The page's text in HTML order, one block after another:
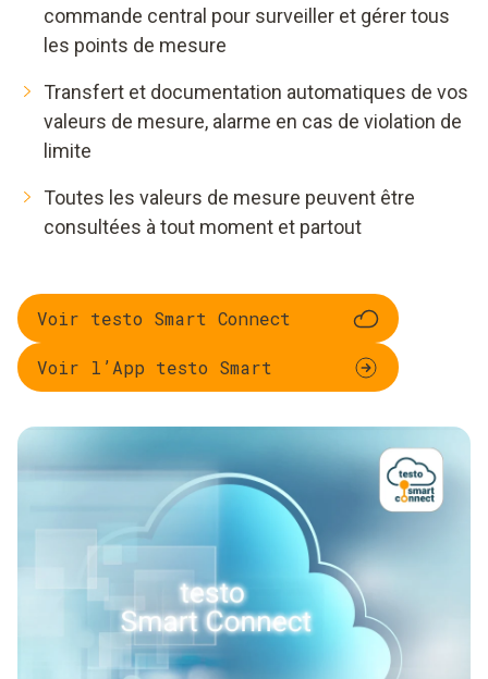
commande central pour surveiller et gérer tous
les points de mesure
Transfert et documentation automatiques de vos
valeurs de mesure, alarme en cas de violation de
limite
Toutes les valeurs de mesure peuvent être
consultées à tout moment et partout
Voir testo Smart Connect
Voir l’App testo Smart